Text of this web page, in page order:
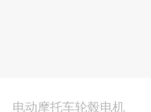
电动摩托车轮毂电机